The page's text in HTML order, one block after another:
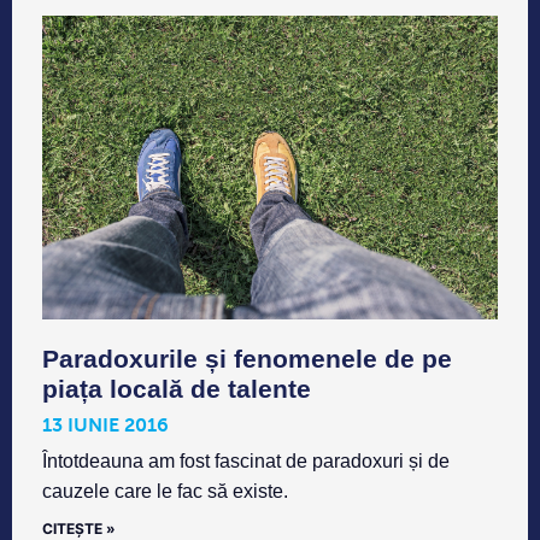
Paradoxurile și fenomenele de pe
piața locală de talente
13 IUNIE 2016
Întotdeauna am fost fascinat de paradoxuri și de
cauzele care le fac să existe.
CITEȘTE »